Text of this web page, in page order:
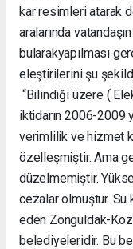
kar resimleri atarak
aralarında
bularakyapılması
eleştirilerini şu
“Bilindiği üzere (
iktidarın 2006-2009
verimlilik ve hizmet
özelleşmiştir. Ama
düzelmemiştir.
cezalar olmuştur.
eden Zonguldak-
belediyeleridir. Bu